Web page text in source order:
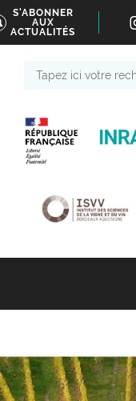
S'ABONNER
AUX
ACTUALITÉS